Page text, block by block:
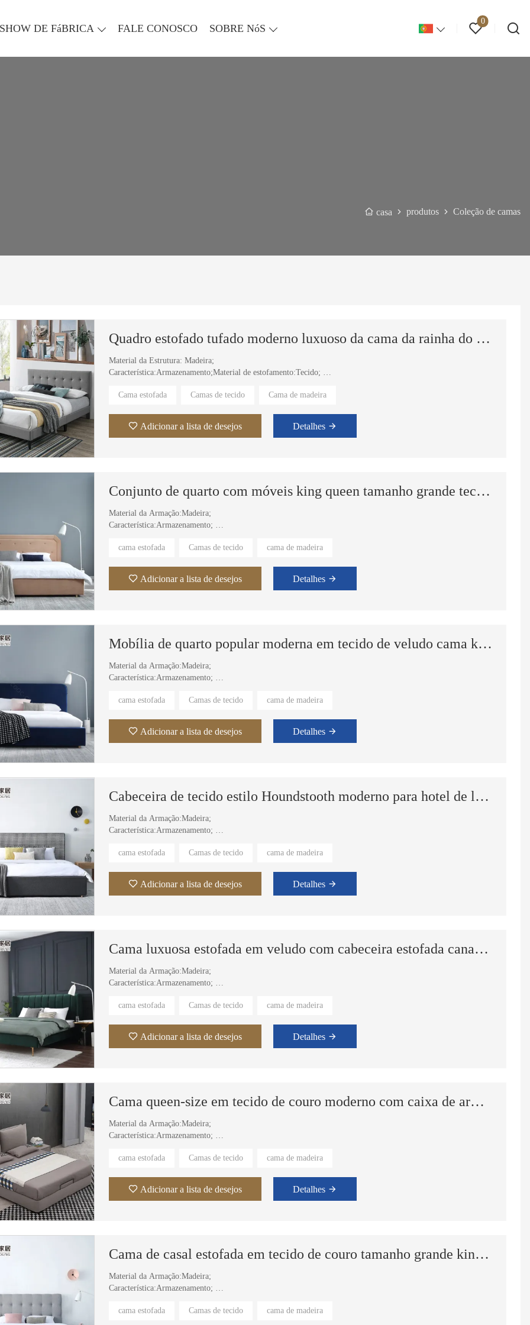
SHOW DE FáBRICA FALE CONOSCO SOBRE NóS
0
casa produtos Coleção de camas
Quadro estofado tufado moderno luxuoso da cama da rainha do dobro do hotel da cama da plataforma com cabeceira
Material da Estrutura: Madeira;
Característica:Armazenamento;Material de estofamento:Tecido;
Uso Específico: Villa, Apartamento, Suíte de Hotel, Quarto Master.
Cama estofada Camas de tecido Cama de madeira
Adicionar a lista de desejos Detalhes
Conjunto de quarto com móveis king queen tamanho grande tecido de couro cama de casal com armazenamento
Material da Armação:Madeira;
Característica:Armazenamento;
Material da capa: Tecido, Couro;
cama estofada Camas de tecido cama de madeira
Adicionar a lista de desejos Detalhes
Mobília de quarto popular moderna em tecido de veludo cama king size estrutura de cama de casal com armazenamento
Material da Armação:Madeira;
Característica:Armazenamento;
Material da capa: Tecido, Couro;
cama estofada Camas de tecido cama de madeira
Adicionar a lista de desejos Detalhes
Cabeceira de tecido estilo Houndstooth moderno para hotel de luxo cama de casal king size móveis
Material da Armação:Madeira;
Característica:Armazenamento;
Material da capa: Tecido, Couro;
cama estofada Camas de tecido cama de madeira
Adicionar a lista de desejos Detalhes
Cama luxuosa estofada em veludo com cabeceira estofada canal vertical cama dupla com armazenamento
Material da Armação:Madeira;
Característica:Armazenamento;
Material da capa: Tecido, Couro;
cama estofada Camas de tecido cama de madeira
Adicionar a lista de desejos Detalhes
Cama queen-size em tecido de couro moderno com caixa de armazenamento e conjunto de móveis para quarto
Material da Armação:Madeira;
Característica:Armazenamento;
Material da capa: tecido de veludo, couro;
cama estofada Camas de tecido cama de madeira
Adicionar a lista de desejos Detalhes
Cama de casal estofada em tecido de couro tamanho grande king queen com elevador
Material da Armação:Madeira;
Característica:Armazenamento;
Material da capa: tecido de veludo, couro;
cama estofada Camas de tecido cama de madeira